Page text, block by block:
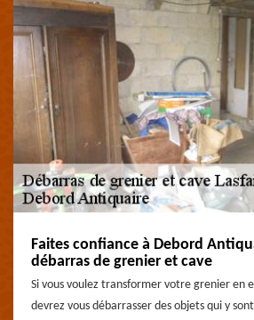
Faites confiance à Debord
débarras de grenier et cave
Si vous voulez transformer votre grenier en
devrez vous débarrasser des objets qui y